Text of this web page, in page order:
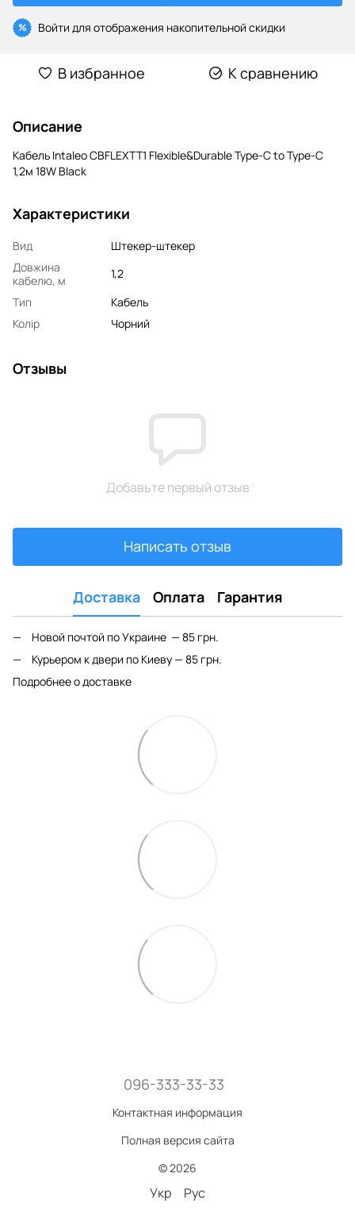
% Войти для отображения накопительной скидки
В избранное К сравнению
Описание
Кабель Intaleo CBFLEXTT1 Flexible&Durable Type-C to Type-C
1,2м 18W Black
Характеристики
Вид
Штекер-штекер
Довжина
кабелю, м
1,2
Тип
Кабель
Колір
Чорний
Отзывы
Добавьте первый отзыв
Написать отзыв
Доставка Оплата Гарантия
Новой почтой по Украине — 85 грн.
Курьером к двери по Киеву — 85 грн.
Подробнее о доставке
096-333-33-33
Контактная информация
Полная версия сайта
© 2026
Укр Рус